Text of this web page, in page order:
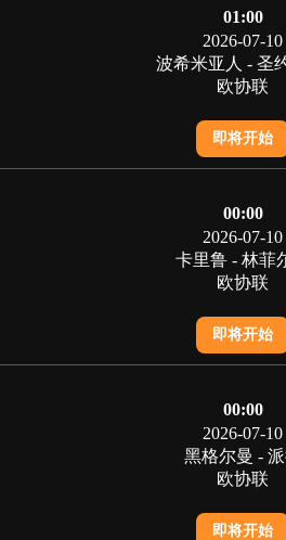
01:00
2026-07-10
波希米亚人 - 圣
欧协联
即将开始
00:00
2026-07-10
卡里鲁 - 林菲
欧协联
即将开始
00:00
2026-07-10
黑格尔曼 -
欧协联
即将开始